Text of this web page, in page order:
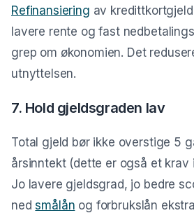
Refinansiering av
lavere rente og fast
grep om økonomien. Det
utnyttelsen.
7. Hold gjeldsgraden lav
Total gjeld bør ikke overstige 5
årsinntekt (dette er også et krav
Jo lavere gjeldsgrad, jo bedre
nedsmålån og forbrukslån